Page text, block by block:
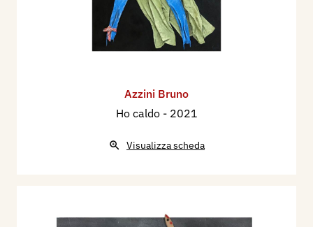
Azzini Bruno
Ho caldo - 2021
Visualizza scheda